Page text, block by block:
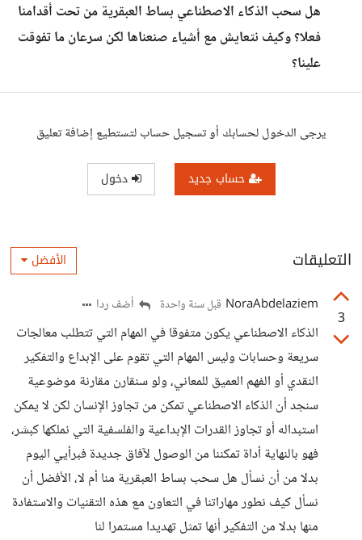
هل سحب الذكاء الاصطناعي بساط العبقرية من تحت أقدامنا
فعلا؟ وكيف نتعايش مع أشياء صنعناها لكن سرعان ما تفوقت
علينا؟
يرجى الدخول لحسابك أو تسجيل حساب لتستطيع إضافة تعليق
حساب جديد دخول
التعليقات الأفضل
3
NoraAbdelaziem قبل سنة واحدة أضف ردا
الذكاء الاصطناعي يكون متفوقا في المهام التي تتطلب معالجات
سريعة وحسابات وليس المهام التي تقوم على الإبداع والتفكير
النقدي أو الفهم العميق للمعاني، ولو سنقارن مقارنة موضوعية
سنجد أن الذكاء الاصطناعي تمكن من تجاوز الإنسان لكن لا يمكن
استبداله أو تجاوز القدرات الإبداعية والفلسفية التي نملكها كبشر،
فهو بالنهاية أداة تمكننا من الوصول لآفاق جديدة فبرأيي اليوم
بدلا من أن نسأل هل سحب بساط العبقرية منا أم لا، الأفضل أن
نسأل كيف نطور مهاراتنا في التعاون مع هذه التقنيات والاستفادة
منها بدلا من التفكير أنها تمثل تهديدا مستمرا لنا